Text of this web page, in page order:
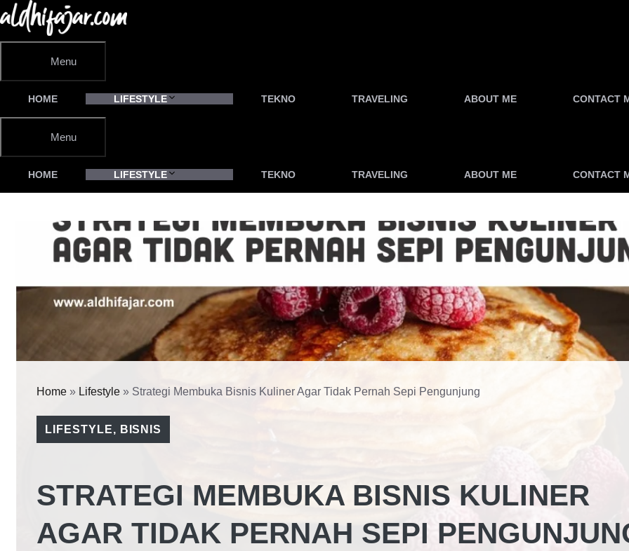
Langsung
ke
isi
Menu
HOME LIFESTYLE TEKNO TRAVELING ABOUT ME CONTACT
Menu
HOME LIFESTYLE TEKNO TRAVELING ABOUT ME CONTACT
Home » Lifestyle » Strategi Membuka Bisnis Kuliner Agar Tidak Pernah Sepi Pengunjung
LIFESTYLE, BISNIS
STRATEGI MEMBUKA BISNIS KULINER
AGAR TIDAK PERNAH SEPI